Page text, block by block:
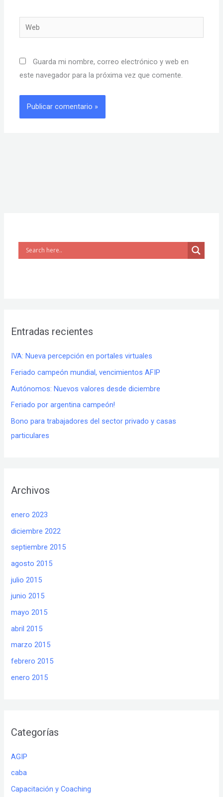
Web
Guarda mi nombre, correo electrónico y web en
este navegador para la próxima vez que comente.
Entradas recientes
IVA: Nueva percepción en portales virtuales
Feriado campeón mundial, vencimientos AFIP
Autónomos: Nuevos valores desde diciembre
Feriado por argentina campeón!
Bono para trabajadores del sector privado y casas
particulares
Archivos
enero 2023
diciembre 2022
septiembre 2015
agosto 2015
julio 2015
junio 2015
mayo 2015
abril 2015
marzo 2015
febrero 2015
enero 2015
Categorías
AGIP
caba
Capacitación y Coaching